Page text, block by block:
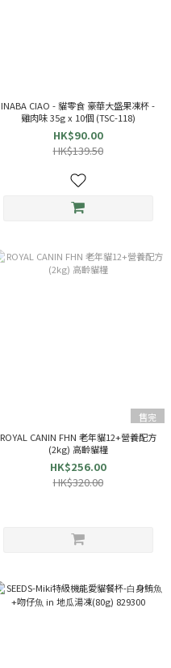
INABA CIAO - 貓零食 豪華大盛果凍杯 -
雞肉味 35g x 10個 (TSC-118)
HK$90.00
HK$139.50
售完
ROYAL CANIN FHN 老年貓12+營養配方
(2kg) 高齡貓糧
HK$256.00
HK$320.00